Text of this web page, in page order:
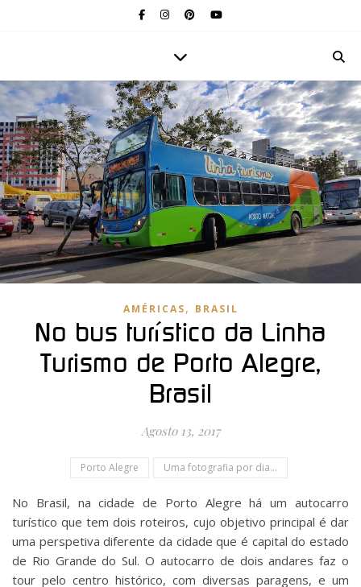
AMÉRICAS, BRASIL
No bus turístico da Linha
Turismo de Porto Alegre,
Brasil
Agosto 13, 2017
Porto Alegre Uma fotografia por dia...
No Brasil, na cidade de Porto Alegre há um autocarro
turístico que tem dois roteiros, cujo objetivo principal é dar
uma perspetiva diferente da cidade que é capital do estado
de Rio Grande do Sul. O autocarro de dois andares faz o
tour pelo centro histórico, com diversas paragens, e um